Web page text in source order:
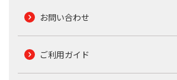
お問い合わせ
ご利用ガイド